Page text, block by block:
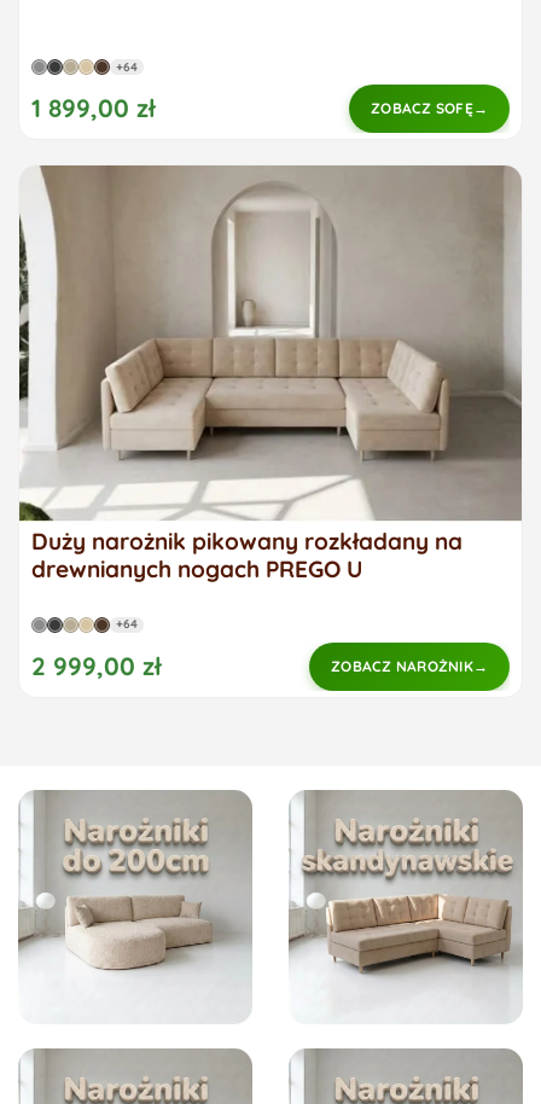
+64
1 899,00 zł ZOBACZ SOFĘ
Duży narożnik pikowany rozkładany na
drewnianych nogach PREGO U
+64
2 999,00 zł ZOBACZ NAROŻNIK